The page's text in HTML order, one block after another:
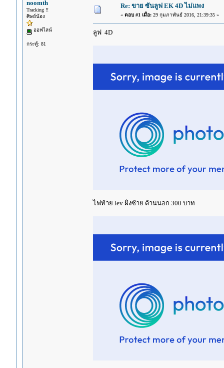
noomth
Tracking !!
ศิษย์น้อง
ออฟไลน์
กระทู้: 81
Re: ขาย ซันลูฟ EK 4D ไม่แพง
« ตอบ #1 เมื่อ:29 กุมภาพันธ์ 2016, 21:39:35 »
ลูฟ 4D
ไฟท้าย lev ฝั่งซ้าย ด้านนอก 300 บาท